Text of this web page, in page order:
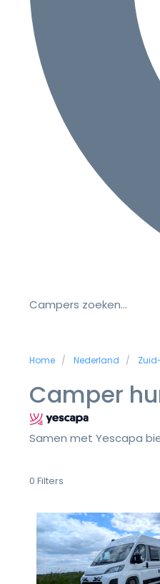
Campers zoeken…
Home Nederland
Camper
Samen met Yescapa
0 Filters